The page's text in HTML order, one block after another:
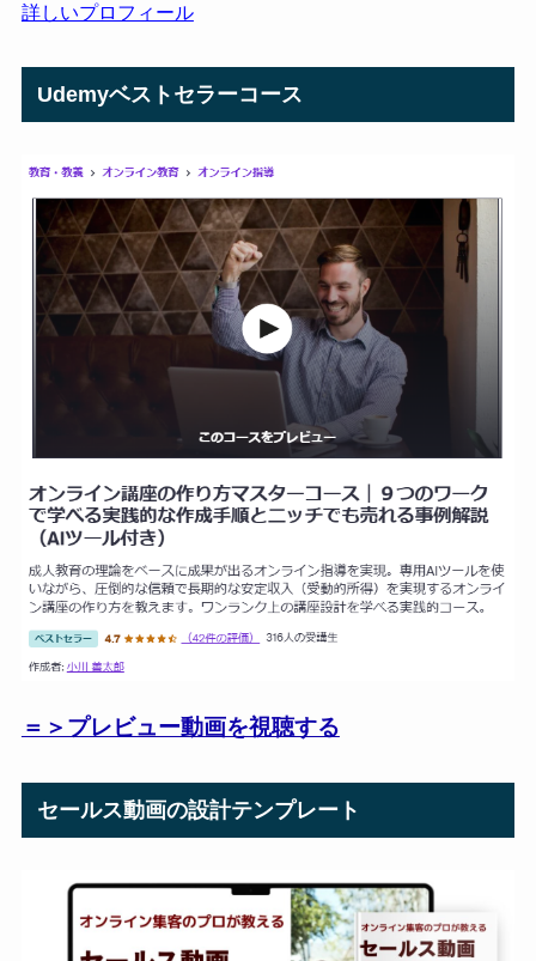
詳しいプロフィール
Udemyベストセラーコース
＝＞プレビュー動画を視聴する
セールス動画の設計テンプレート